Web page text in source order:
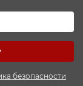
безопасности